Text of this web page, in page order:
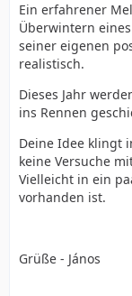
Ein erfahrener
Überwintern
seiner eigenen
realistisch.
Dieses Jahr
ins Rennen
Deine Idee klingt
keine Versuche
Vielleicht in ein
vorhanden ist.
Grüße - János